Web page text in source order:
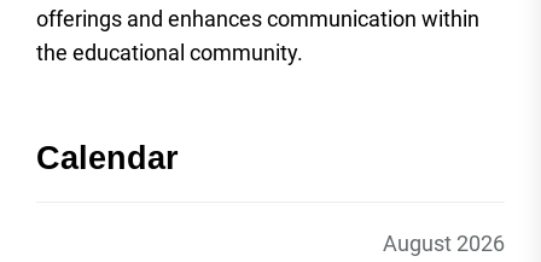
offerings and enhances communication within
the educational community.
Calendar
August 2026